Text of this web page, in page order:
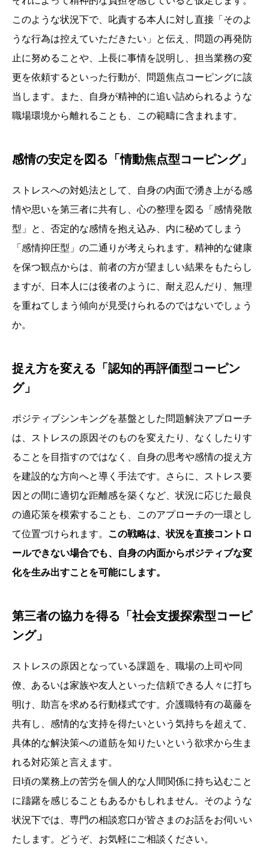
このような状況下で、叱責する本人に対し直接「そのよ
うな行為は控えていただきたい」と伝え、問題の再発防
止に努めることや、上長に事情を説明し、担当業務の変
更を依頼するといった行動が、問題焦点コーピングに該
当します。また、自身が精神的に追い詰められるような
職場環境から離れることも、この範疇に含まれます。
感情の安定を図る「情動焦点型コーピング」
ストレスへの対処法として、自身の内面で湧き上がる感
情や思いを第三者に共有し、心の整理を図る「感情発散
型」と、否定的な感情を抱え込み、内に秘めてしまう
「感情抑圧型」の二通りが考えられます。精神的な健康
を保つ観点からは、前者の方が望ましい結果をもたらし
ますが、日本人には後者のように、耐え忍んだり、無理
を重ねてしまう傾向が見受けられるのではないでしょう
か。
捉え方を変える「認知的再評価型コーピン
グ」
ポジティブシンキングを基盤とした問題解決アプローチ
は、ストレスの原因そのものを変えたり、なくしたりす
ることを目指すのではなく、自身の思考や感情の捉え方
を建設的な方向へと導く手法です。さらに、ストレス要
因との間に適切な距離感を築くなど、状況に応じた最良
の適応策を模索することも、このアプローチの一環とし
て位置づけられます。 この戦略は、状況を直接コントロ
ールできない場合でも、自身の内面からポジティブな変
化を生み出すことを可能にします。
第三者の協力を得る「社会支援探索型コーピ
ング」
ストレスの原因となっている課題を、職場の上司や同
僚、あるいは家族や友人といった信頼できる人々に打ち
明け、助言を求める行動様式です。介護職特有の葛藤を
共有し、感情的な支持を得たいという気持ちを超えて、
具体的な解決策への道筋を知りたいという欲求から生ま
れる対応策と言えます。
日頃の業務上の苦労を個人的な人間関係に持ち込むこと
に躊躇を感じることもあるかもしれません。そのような
状況下では、専門の相談窓口が皆さまのお話をお伺いい
たします。どうぞ、お気軽にご相談ください。